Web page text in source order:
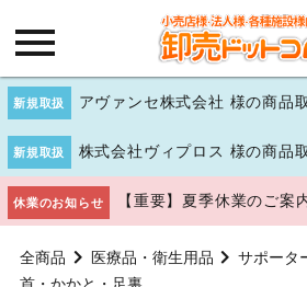
新規取扱 アヴァンセ株式会社 様の商品
新規取扱 株式会社ヴィプロス 様の商品
休業のお知らせ 【重要】夏季休業のご案
全商品 医療品・衛生用品 サポータ